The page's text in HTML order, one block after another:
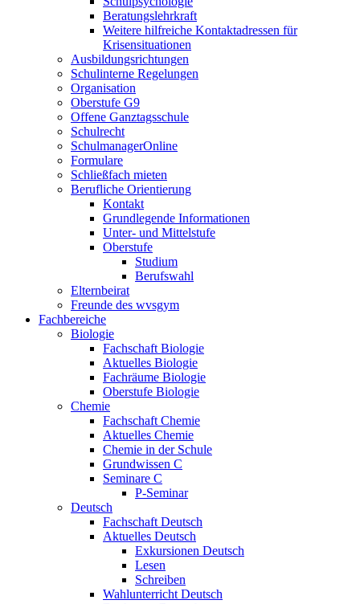
Beratungslehrkraft
Weitere hilfreiche Kontaktadressen für
Krisensituationen
Ausbildungsrichtungen
Schulinterne Regelungen
Organisation
Oberstufe G9
Offene Ganztagsschule
Schulrecht
SchulmanagerOnline
Formulare
Schließfach mieten
Berufliche Orientierung
Kontakt
Grundlegende Informationen
Unter- und Mittelstufe
Oberstufe
Studium
Berufswahl
Elternbeirat
Freunde des wvsgym
Fachbereiche
Biologie
Fachschaft Biologie
Aktuelles Biologie
Fachräume Biologie
Oberstufe Biologie
Chemie
Fachschaft Chemie
Aktuelles Chemie
Chemie in der Schule
Grundwissen C
Seminare C
P-Seminar
Deutsch
Fachschaft Deutsch
Aktuelles Deutsch
Exkursionen Deutsch
Lesen
Schreiben
Wahlunterricht Deutsch